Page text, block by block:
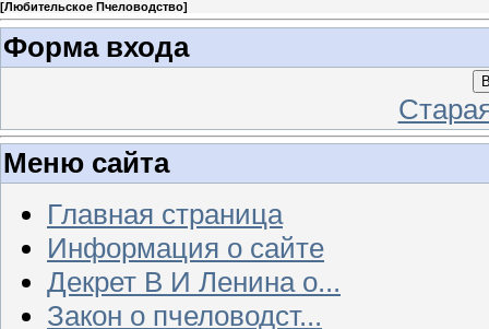
[Любительское Пчеловодство]
Форма входа
Меню сайта
Главная страница
Информация о сайте
Декрет В И Ленина о...
Закон о пчеловодст...